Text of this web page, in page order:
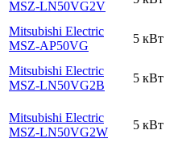
MSZ-LN50VG2V
Mitsubishi Electric
MSZ-AP50VG
5 кВт
Mitsubishi Electric
MSZ-LN50VG2B
5 кВт
Mitsubishi Electric
MSZ-LN50VG2W
5 кВт